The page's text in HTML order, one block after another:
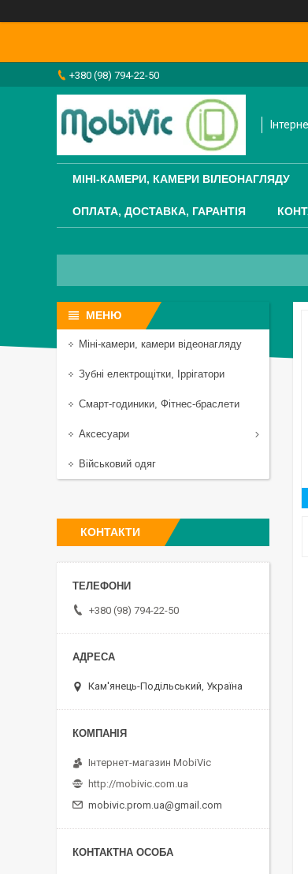
+380 (98) 794-22-50
МІНІ-КАМЕРИ, КАМЕРИ ВІЛЕОНАГЛЯДУ
ОПЛАТА, ДОСТАВКА, ГАРАНТІЯ
Міні-камери, камери відеонагляду
Зубні електрощітки, Іррігатори
Смарт-годиники, Фітнес-браслети
Аксесуари
Військовий одяг
КОНТАКТИ
+380 (98) 794-22-50
Кам'янець-Подільський, Україна
Інтернет-магазин MobiVic
http://mobivic.com.ua
mobivic.prom.ua@gmail.com